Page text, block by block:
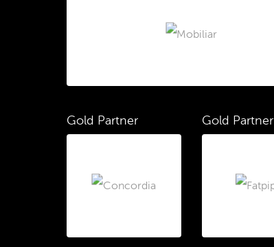
Gold Partner Gold Partner